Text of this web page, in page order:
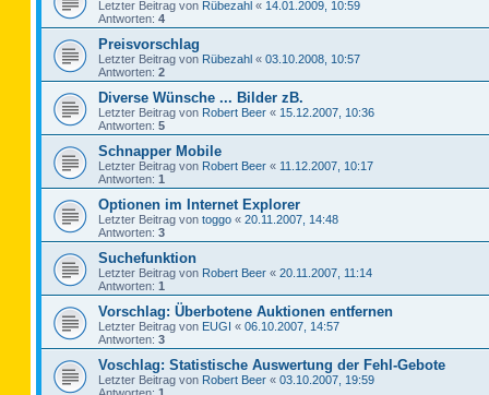
Letzter Beitrag von Rübezahl « 14.01.2009, 10:59
Antworten: 4
Preisvorschlag
Letzter Beitrag von Rübezahl « 03.10.2008, 10:57
Antworten: 2
Diverse Wünsche ... Bilder zB.
Letzter Beitrag von Robert Beer « 15.12.2007, 10:36
Antworten: 5
Schnapper Mobile
Letzter Beitrag von Robert Beer « 11.12.2007, 10:17
Antworten: 1
Optionen im Internet Explorer
Letzter Beitrag von toggo « 20.11.2007, 14:48
Antworten: 3
Suchefunktion
Letzter Beitrag von Robert Beer « 20.11.2007, 11:14
Antworten: 1
Vorschlag: Überbotene Auktionen entfernen
Letzter Beitrag von EUGI « 06.10.2007, 14:57
Antworten: 3
Voschlag: Statistische Auswertung der Fehl-Gebote
Letzter Beitrag von Robert Beer « 03.10.2007, 19:59